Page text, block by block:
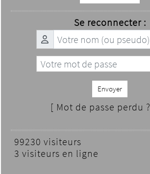
Se reconnecter :
Envoyer
[ Mot de passe perdu ?
99230 visiteurs
3 visiteurs en ligne